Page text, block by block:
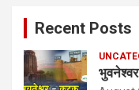
Recent Posts